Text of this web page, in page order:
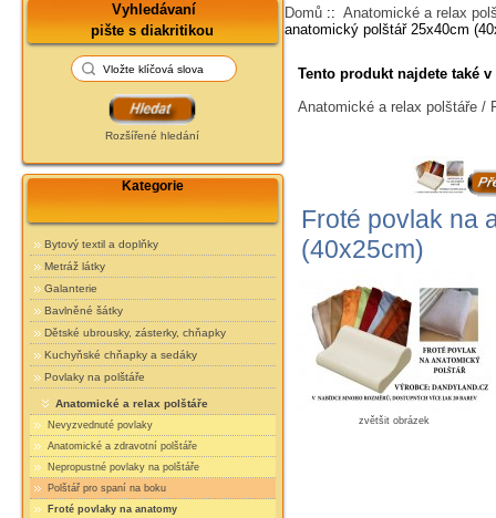
Vyhledávaní
pište s diakritikou
Rozšířené hledání
Kategorie
Bytový textil a doplňky
Metráž látky
Galanterie
Bavlněné šátky
Dětské ubrousky, zásterky, chňapky
Kuchyňské chňapky a sedáky
Povlaky na polštáře
Anatomické a relax polštáře
Nevyzvednuté povlaky
Anatomické a zdravotní polštáře
Nepropustné povlaky na polštáře
Polštář pro spaní na boku
Froté povlaky na anatomy
Domů ::Anatomické a relax
anatomický polštář 25x40cm
Tento produkt najdete také
Anatomické a relax polštáře /
Froté povlak na
(40x25cm)
zvětšit obrázek